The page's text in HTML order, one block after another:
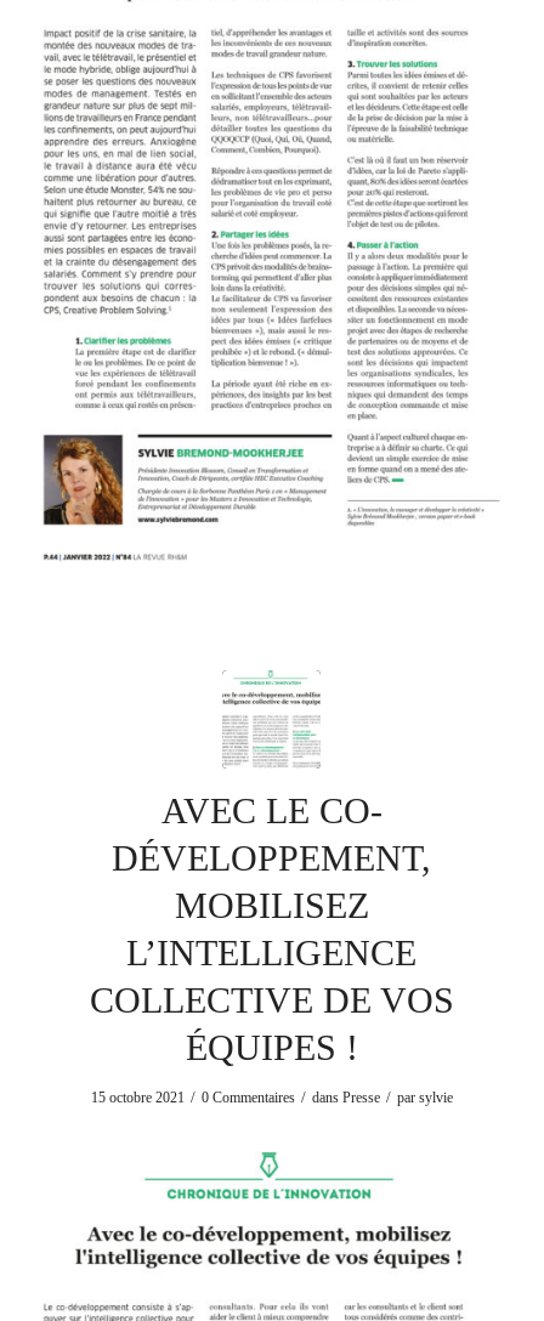
AVEC LE CO-
DÉVELOPPEMENT,
MOBILISEZ
L’INTELLIGENCE
COLLECTIVE DE VOS
ÉQUIPES !
15 octobre 2021 / 0 Commentaires / dans Presse / par sylvie